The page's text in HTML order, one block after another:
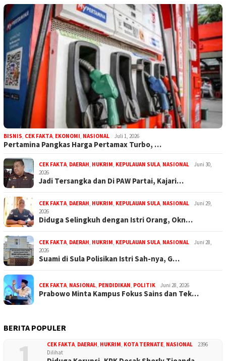
BISNIS, CEK FAKTA, EKONOMI, NASIONAL Juli 1, 2026
Pertamina Pangkas Harga Pertamax Turbo, …
CEK FAKTA, DAERAH, HUKRIM, KEPULAUAN SULA, NASIONAL
Juni 30,
2026
Jadi Tersangka dan Di PAW Partai, Kajari…
CEK FAKTA, DAERAH, HUKRIM, KEPULAUAN SULA, NASIONAL
Juni 29,
2026
Diduga Selingkuh dengan Istri Orang, Okn…
CEK FAKTA, DAERAH, HUKRIM, KEPULAUAN SULA, NASIONAL
Juni 28,
2026
Suami di Sula Polisikan Istri Sah-nya, G…
CEK FAKTA, NASIONAL, PENDIDIKAN, POLITIK Juni 28, 2026
Prabowo Minta Kampus Fokus Sains dan Tek…
BERITA POPULER
CEK FAKTA, DAERAH, HUKRIM, KOTA TERNATE, NASIONAL
2396
Dilihat